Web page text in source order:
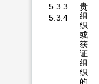
5.3.3
5.3.4
贵
组
织
或
获
证
组
织
的